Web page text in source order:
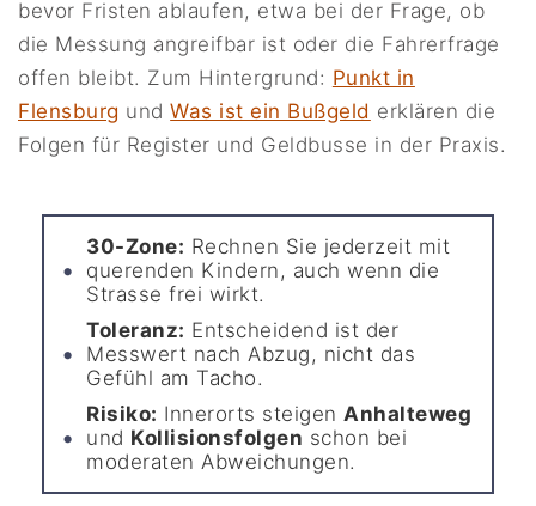
bevor Fristen ablaufen, etwa bei der Frage, ob
die Messung angreifbar ist oder die Fahrerfrage
offen bleibt. Zum Hintergrund: Punkt in
Flensburg undWas ist ein Bußgeld erklären die
Folgen für Register und Geldbusse in der Praxis.
30-Zone: Rechnen Sie jederzeit mit
querenden Kindern, auch wenn die
Strasse frei wirkt.
Toleranz: Entscheidend ist der
Messwert nach Abzug, nicht das
Gefühl am Tacho.
Risiko: Innerorts steigenAnhalteweg
und Kollisionsfolgen schon bei
moderaten Abweichungen.